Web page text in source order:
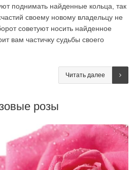
поднимать найденные кольца, так
своему новому владельцу не
советуют носить найденное
вам частичку судьбы своего
Читать далее
розы